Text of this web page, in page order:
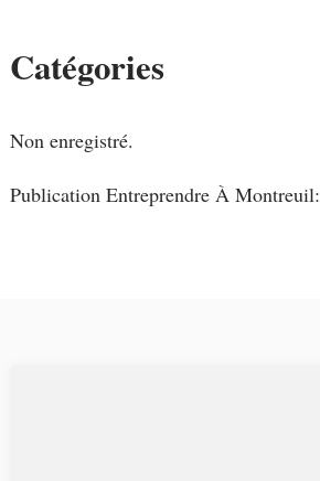
Catégories
Non enregistré.
Publication Entreprendre À Montreuil: